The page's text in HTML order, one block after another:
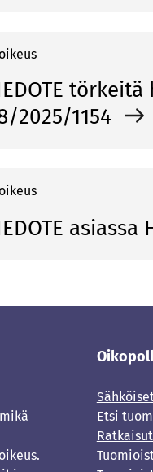
2025/1154
asiassa
Etsi
Ratkaisut